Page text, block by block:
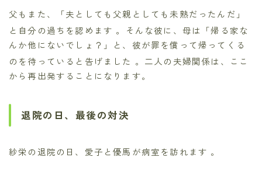
父もまた、「夫としても父親としても未熟だったんだ」
と自分の過ちを認めます 。そんな彼に、母は「帰る家な
んか他にないでしょ？」と、彼が罪を償って帰ってくる
のを待っていると告げました 。二人の夫婦関係は、ここ
から再出発することになります。
退院の日、最後の対決
紗栄の退院の日、愛子と優馬が病室を訪れます 。